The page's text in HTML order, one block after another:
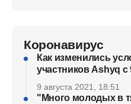
Коронавирус
Как изменились
участников Ashyq с
9 августа 2021, 18:51
"Много молодых в